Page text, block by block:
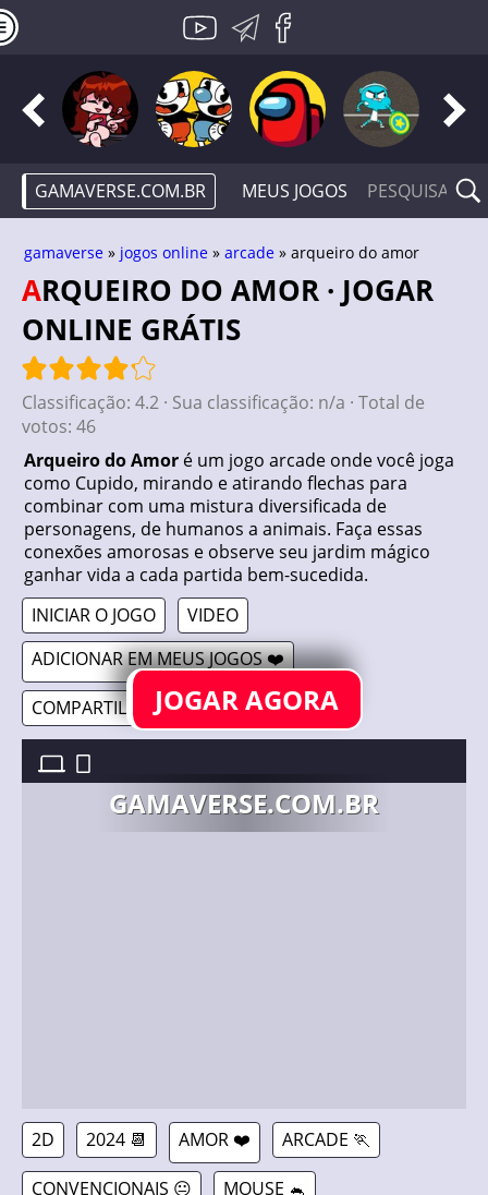
GAMAVERSE.COM.BR MEUS JOGOS
gamaverse » jogos online » arcade » arqueiro do amor
ARQUEIRO DO AMOR · JOGAR
ONLINE GRÁTIS
Classificação: 4.2 · Sua classificação: n/a · Total de
votos: 46
Arqueiro do Amor é um jogo arcade onde você joga
como Cupido, mirando e atirando flechas para
combinar com uma mistura diversificada de
personagens, de humanos a animais. Faça essas
conexões amorosas e observe seu jardim mágico
ganhar vida a cada partida bem-sucedida.
INICIAR O JOGO
VIDEO
ADICIONAR EM MEUS JOGOS ❤️
COMPARTILHAR 🔗JOGAR AGORA
GAMAVERSE.COM.BR
LOVE ARCHER //
2D 2024 📆 AMOR ❤️ ARCADE 🏃
CONVENCIONAIS 😐
MOUSE 🐁